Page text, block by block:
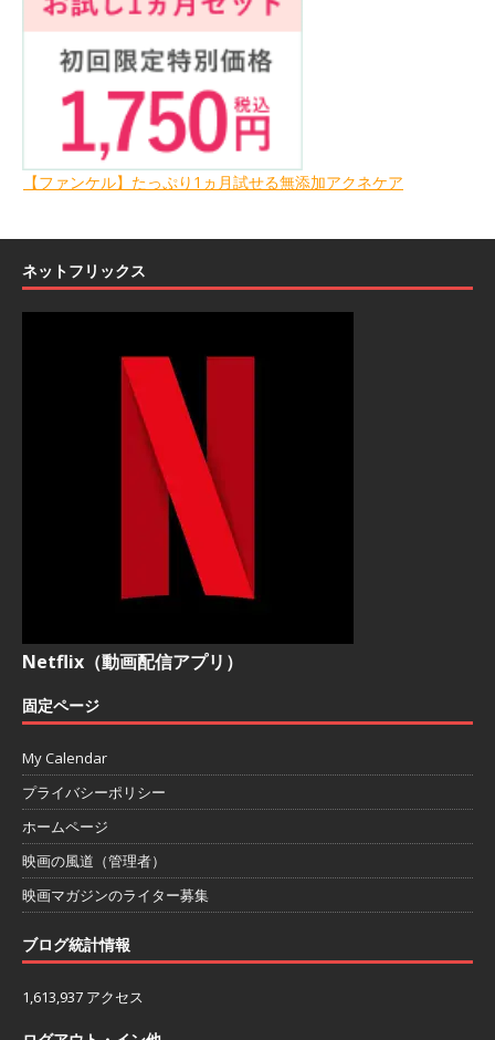
【ファンケル】たっぷり1ヵ月試せる無添加アクネケア
ネットフリックス
Netflix（動画配信アプリ）
固定ページ
My Calendar
プライバシーポリシー
ホームページ
映画の風道（管理者）
映画マガジンのライター募集
ブログ統計情報
1,613,937 アクセス